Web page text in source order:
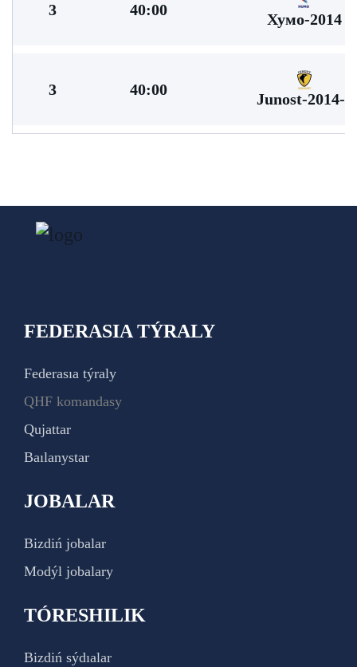
3 40:00
Хумо-2014
3 40:00
Junost-2014-2
FEDERASIA TÝRALY
Federasıa týraly
QHF komandasy
Qujattar
Baılanystar
JOBALAR
Bizdiń jobalar
Modýl jobalary
TÓRESHILIK
Bizdiń sýdıalar